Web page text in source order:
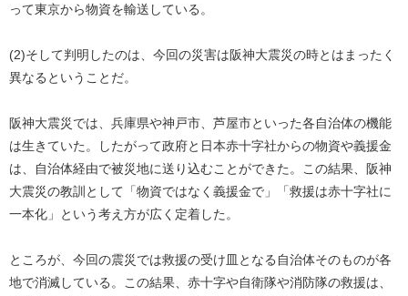
って東京から物資を輸送している。
(2)そして判明したのは、今回の災害は阪神大震災の時とはまったく
異なるということだ。
阪神大震災では、兵庫県や神戸市、芦屋市といった各自治体の機能
は生きていた。したがって政府と日本赤十字社からの物資や義援金
は、自治体経由で被災地に送り込むことができた。この結果、阪神
大震災の教訓として「物資ではなく義援金で」「救援は赤十字社に
一本化」という考え方が広く定着した。
ところが、今回の震災では救援の受け皿となる自治体そのものが各
地で消滅している。この結果、赤十字や自衛隊や消防隊の救援は、